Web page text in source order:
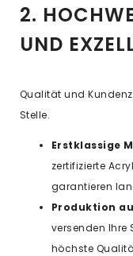
2.
UND
Qualität und
Stelle.
Erstklassige
zertifizierte
garantieren
Produktion
versenden Ihre
höchste